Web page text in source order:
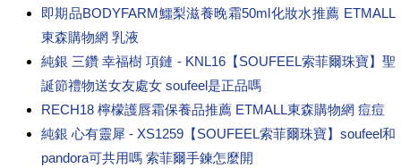
即期品BODYFARM鱷梨滋養晚霜50ml化妝水推薦 ETMALL
東森購物網 乳液
純銀 三鑽 幸福樹 項鏈 - KNL16【SOUFEEL索菲爾珠寶】聖
誕節禮物送女友處女 soufeel是正品嗎
RECH18 檸檬護唇霜保養品推薦 ETMALL東森購物網 痘痘
純銀 心有靈犀 - XS1259【SOUFEEL索菲爾珠寶】soufeel和
pandora可共用嗎 索菲爾手鍊怎麼開